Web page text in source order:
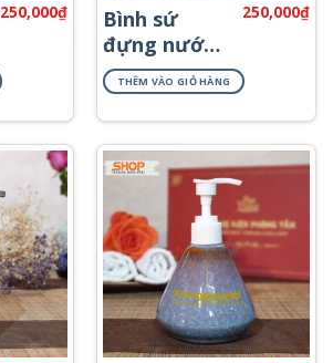
250,000₫
Bình sứ
đựng nước
rửa tay
PKNT-19
250,000₫
THÊM VÀO GIỎ HÀNG